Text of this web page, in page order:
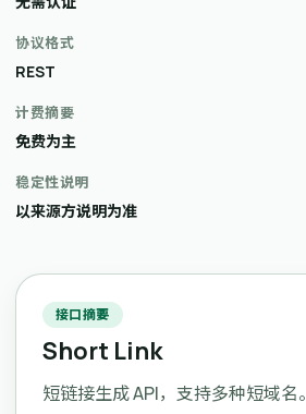
协议格式
REST
计费摘要
免费为主
稳定性说明
以来源方说明为准
接口摘要
Short Link
短链接生成 API，支持多种短域名。